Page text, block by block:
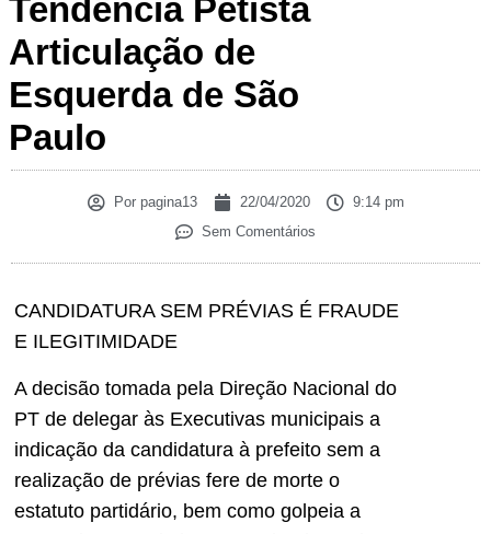
Tendência Petista
Articulação de
Esquerda de São
Paulo
Porpagina13 22/04/2020
9:14 pm
Sem Comentários
CANDIDATURA SEM PRÉVIAS É FRAUDE
E ILEGITIMIDADE
A decisão tomada pela Direção Nacional do
PT de delegar às Executivas municipais a
indicação da candidatura à prefeito sem a
realização de prévias fere de morte o
estatuto partidário, bem como golpeia a